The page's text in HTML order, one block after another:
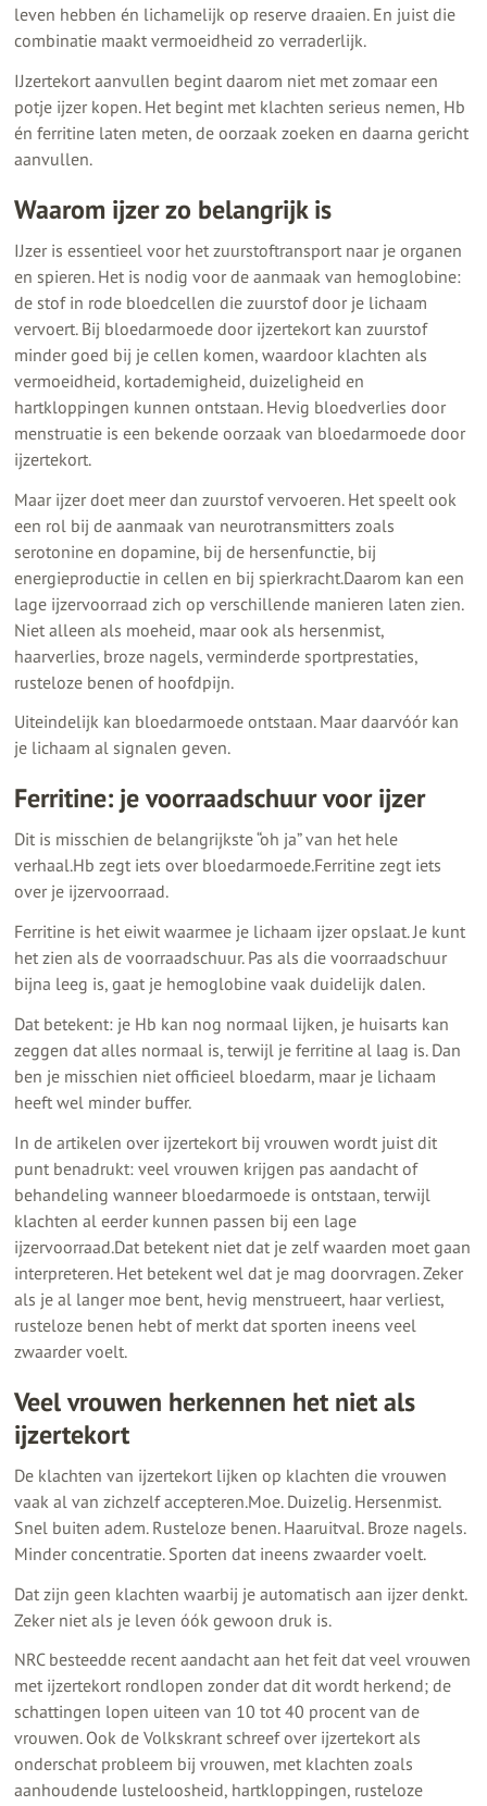
leven hebben én lichamelijk op reserve draaien. En juist die
combinatie maakt vermoeidheid zo verraderlijk.
IJzertekort aanvullen begint daarom niet met zomaar een
potje ijzer kopen. Het begint met klachten serieus nemen, Hb
én ferritine laten meten, de oorzaak zoeken en daarna gericht
aanvullen.
Waarom ijzer zo belangrijk is
IJzer is essentieel voor het zuurstoftransport naar je organen
en spieren. Het is nodig voor de aanmaak van hemoglobine:
de stof in rode bloedcellen die zuurstof door je lichaam
vervoert. Bij bloedarmoede door ijzertekort kan zuurstof
minder goed bij je cellen komen, waardoor klachten als
vermoeidheid, kortademigheid, duizeligheid en
hartkloppingen kunnen ontstaan. Hevig bloedverlies door
menstruatie is een bekende oorzaak van bloedarmoede door
ijzertekort.
Maar ijzer doet meer dan zuurstof vervoeren. Het speelt ook
een rol bij de aanmaak van neurotransmitters zoals
serotonine en dopamine, bij de hersenfunctie, bij
energieproductie in cellen en bij spierkracht.Daarom kan een
lage ijzervoorraad zich op verschillende manieren laten zien.
Niet alleen als moeheid, maar ook als hersenmist,
haarverlies, broze nagels, verminderde sportprestaties,
rusteloze benen of hoofdpijn.
Uiteindelijk kan bloedarmoede ontstaan. Maar daarvóór kan
je lichaam al signalen geven.
Ferritine: je voorraadschuur voor ijzer
Dit is misschien de belangrijkste “oh ja” van het hele
verhaal.Hb zegt iets over bloedarmoede.Ferritine zegt iets
over je ijzervoorraad.
Ferritine is het eiwit waarmee je lichaam ijzer opslaat. Je kunt
het zien als de voorraadschuur. Pas als die voorraadschuur
bijna leeg is, gaat je hemoglobine vaak duidelijk dalen.
Dat betekent: je Hb kan nog normaal lijken, je huisarts kan
zeggen dat alles normaal is, terwijl je ferritine al laag is. Dan
ben je misschien niet officieel bloedarm, maar je lichaam
heeft wel minder buffer.
In de artikelen over ijzertekort bij vrouwen wordt juist dit
punt benadrukt: veel vrouwen krijgen pas aandacht of
behandeling wanneer bloedarmoede is ontstaan, terwijl
klachten al eerder kunnen passen bij een lage
ijzervoorraad.Dat betekent niet dat je zelf waarden moet gaan
interpreteren. Het betekent wel dat je mag doorvragen. Zeker
als je al langer moe bent, hevig menstrueert, haar verliest,
rusteloze benen hebt of merkt dat sporten ineens veel
zwaarder voelt.
Veel vrouwen herkennen het niet als
ijzertekort
De klachten van ijzertekort lijken op klachten die vrouwen
vaak al van zichzelf accepteren.Moe. Duizelig. Hersenmist.
Snel buiten adem. Rusteloze benen. Haaruitval. Broze nagels.
Minder concentratie. Sporten dat ineens zwaarder voelt.
Dat zijn geen klachten waarbij je automatisch aan ijzer denkt.
Zeker niet als je leven óók gewoon druk is.
NRC besteedde recent aandacht aan het feit dat veel vrouwen
met ijzertekort rondlopen zonder dat dit wordt herkend; de
schattingen lopen uiteen van 10 tot 40 procent van de
vrouwen. Ook de Volkskrant schreef over ijzertekort als
onderschat probleem bij vrouwen, met klachten zoals
aanhoudende lusteloosheid, hartkloppingen, rusteloze